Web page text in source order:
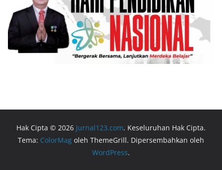
Hak Cipta © 2026 Jurnal123.com. Keseluruhan Hak Cipta.
Tema: ColorMag oleh ThemeGrill. Dipersembahkan oleh
WordPress.